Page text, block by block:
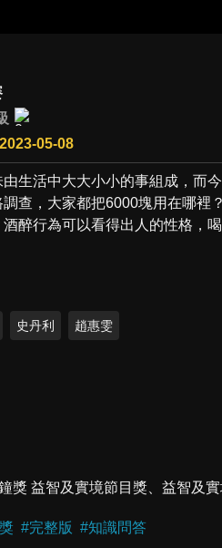
05-08
由生活中大大小小的事組成，
查，大家都把6000塊用在哪裡
醉行為可以看得出人的性格，
史丹利 趙惠雯
獎 益智及實境節目獎、益智及
#完整版 #知識問答